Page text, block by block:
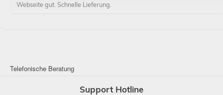
Webseite gut. Schnelle Lieferung.
Telefonische Beratung
Support Hotline